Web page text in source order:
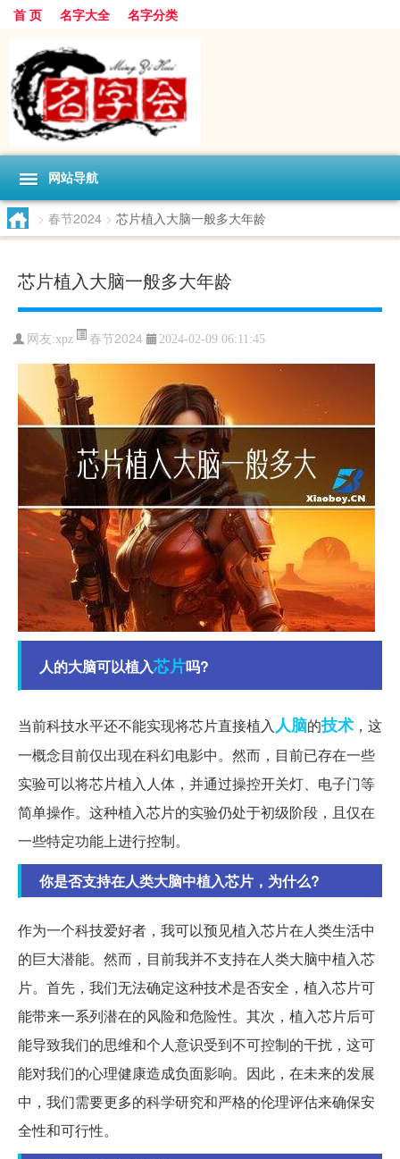
首 页 名字大全 名字分类
网站导航
> 春节2024 > 芯片植入大脑一般多大年龄
芯片植入大脑一般多大年龄
网友:xpz 春节2024 2024-02-09 06:11:45
人的大脑可以植入芯片吗?
当前科技水平还不能实现将芯片直接植入人脑的技术 ，这
一概念目前仅出现在科幻电影中。然而，目前已存在一些
实验可以将芯片植入人体，并通过操控开关灯、电子门等
简单操作。这种植入芯片的实验仍处于初级阶段，且仅在
一些特定功能上进行控制。
你是否支持在人类大脑中植入芯片，为什么?
作为一个科技爱好者，我可以预见植入芯片在人类生活中
的巨大潜能。然而，目前我并不支持在人类大脑中植入芯
片。首先，我们无法确定这种技术是否安全，植入芯片可
能带来一系列潜在的风险和危险性。其次，植入芯片后可
能导致我们的思维和个人意识受到不可控制的干扰，这可
能对我们的心理健康造成负面影响。因此，在未来的发展
中，我们需要更多的科学研究和严格的伦理评估来确保安
全性和可行性。